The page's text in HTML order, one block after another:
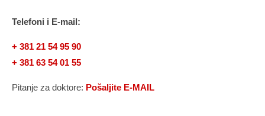
Telefoni i E-mail:
+ 381 21 54 95 90
+ 381 63 54 01 55
Pitanje za doktore: Pošaljite E-MAIL